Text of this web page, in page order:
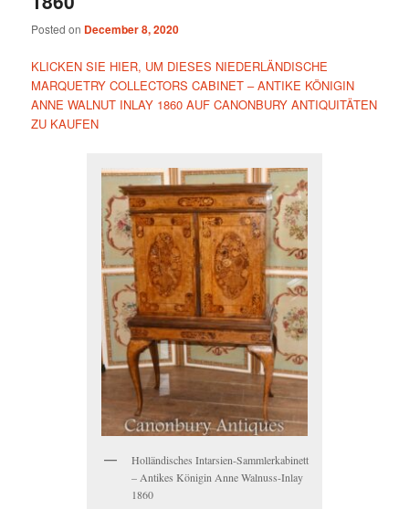
Posted on December 8, 2020
KLICKEN SIE HIER, UM DIESES NIEDERLÄNDISCHE
MARQUETRY COLLECTORS CABINET – ANTIKE KÖNIGIN
ANNE WALNUT INLAY 1860 AUF CANONBURY ANTIQUITÄTEN
ZU KAUFEN
Holländisches Intarsien-Sammlerkabinett
– Antikes Königin Anne Walnuss-Inlay
1860